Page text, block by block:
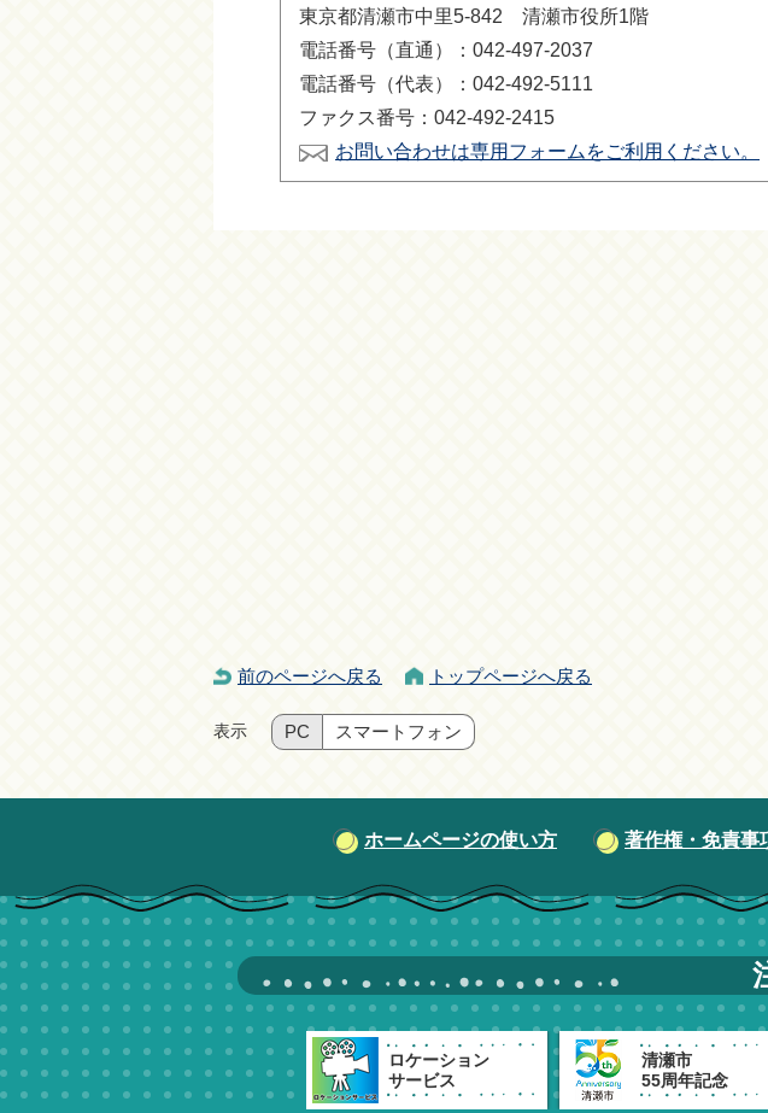
東京都清瀬市中里5-842 清瀬市役所1階
電話番号（直通）：042-497-2037
電話番号（代表）：042-492-5111
ファクス番号：042-492-2415
お問い合わせは専用フォームをご利用ください。
前のページへ戻る トップページへ戻る
表示 PC スマートフォン
ホームページの使い方 著作権・免責事
ロケーション
サービス
清瀬市
55周年記念